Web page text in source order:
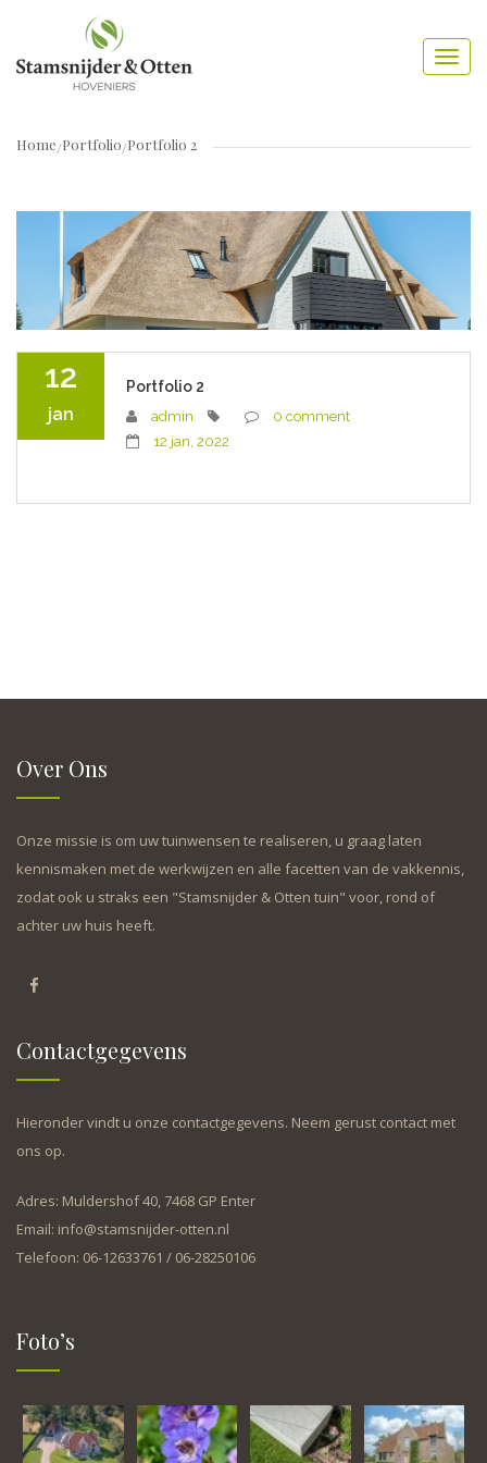
Home Portfolio Portfolio 2
12
jan
Portfolio 2
admin
0 comment
12 jan, 2022
Over Ons
Onze missie is om uw tuinwensen te realiseren, u graag laten
kennismaken met de werkwijzen en alle facetten van de vakkennis,
zodat ook u straks een "Stamsnijder & Otten tuin" voor, rond of
achter uw huis heeft.
Contactgegevens
Hieronder vindt u onze contactgegevens. Neem gerust contact met
ons op.
Adres: Muldershof 40, 7468 GP Enter
Email: info@stamsnijder-otten.nl
Telefoon: 06-12633761 / 06-28250106
Foto’s